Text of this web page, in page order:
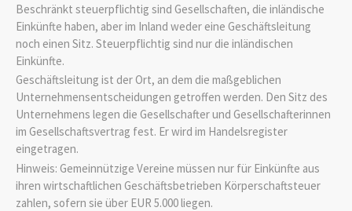
Beschränkt steuerpflichtig sind Gesellschaften, die inländische
Einkünfte haben, aber im Inland weder eine Geschäftsleitung
noch einen Sitz. Steuerpflichtig sind nur die inländischen
Einkünfte.
Geschäftsleitung ist der Ort, an dem die maßgeblichen
Unternehmensentscheidungen getroffen werden. Den Sitz des
Unternehmens legen die Gesellschafter und Gesellschafterinnen
im Gesellschaftsvertrag fest. Er wird im Handelsregister
eingetragen.
Hinweis: Gemeinnützige Vereine müssen nur für Einkünfte aus
ihren wirtschaftlichen Geschäftsbetrieben Körperschaftsteuer
zahlen, sofern sie über EUR 5.000 liegen.